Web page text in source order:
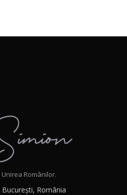
Românilor.
România